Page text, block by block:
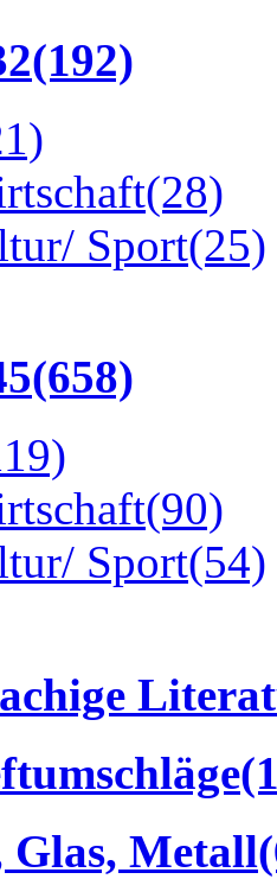
(192)
(28)
Sport(25)
(658)
(90)
Sport(54)
Glas, Metall